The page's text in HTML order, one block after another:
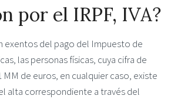
por el IRPF, IVA?
exentos del pago del Impuesto de
las personas físicas, cuya cifra de
de euros, en cualquier caso, existe
alta correspondiente a través del